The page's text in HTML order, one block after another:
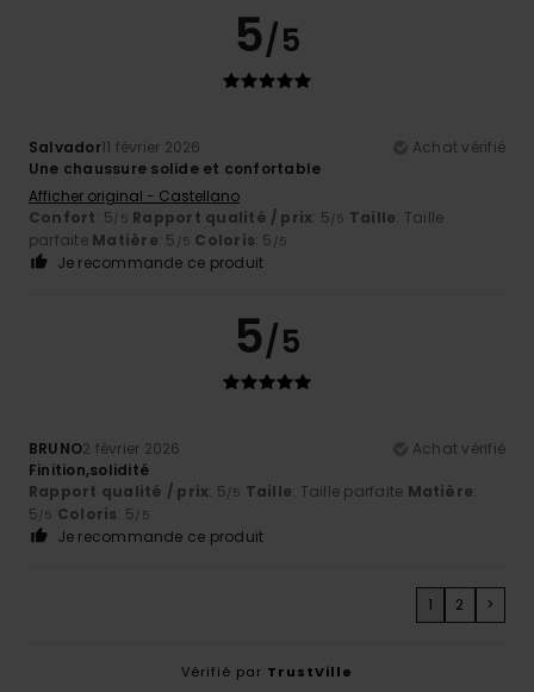
5/5
Salvador11 février 2026
Achat vérifié
Une chaussure solide et confortable
Afficher original - Castellano
Confort: 5 /5 Rapport qualité / prix: 5 /5 Taille: Taille
parfaite Matière: 5 /5 Coloris: 5 /5
Je recommande ce produit
5/5
BRUNO2 février 2026
Achat vérifié
Finition,solidité
Rapport qualité / prix: 5 /5 Taille: Taille parfaite Matière:
5 /5 Coloris: 5 /5
Je recommande ce produit
1 2 >
Vérifié par TrustVille